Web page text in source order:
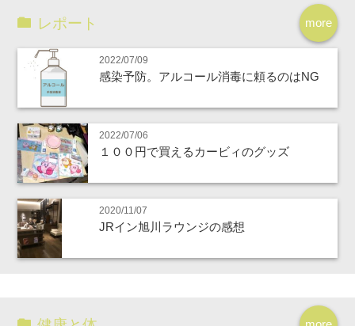
more
レポート
2022/07/09
感染予防。アルコール消毒に頼るのはNG
2022/07/06
１００円で買えるカービィのグッズ
2020/11/07
JRイン旭川ラウンジの感想